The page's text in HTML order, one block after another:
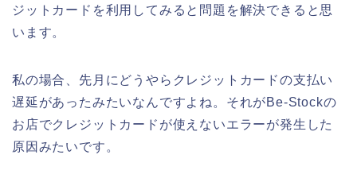
ジットカードを利用してみると問題を解決できると思
います。
私の場合、先月にどうやらクレジットカードの支払い
遅延があったみたいなんですよね。それがBe-Stockの
お店でクレジットカードが使えないエラーが発生した
原因みたいです。